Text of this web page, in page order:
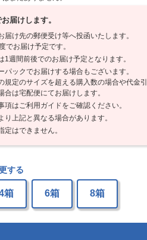
届けします。
届け先の郵便受け等へ投函いたします。
でお届け予定です。
1週間前後でのお届け予定となります。
パックでお届けする場合もございます。
規定のサイズを超える購入数の場合や代金引
合は宅配便にてお届けします。
項はご利用ガイドをご確認ください。
り上記と異なる場合があります。
定はできません。
する
箱 6箱 8箱